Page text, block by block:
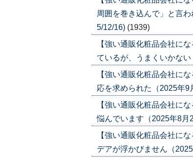
周囲を巻き込んで」と言
5/12/16) (1939)
【強い通販化粧品会社に
ているが、うまくいかな
【強い通販化粧品会社
応を求められた（2025年9
【強い通販化粧品会社
悩んでいます（2025年8月
【強い通販化粧品会社に
デアが浮かびません（